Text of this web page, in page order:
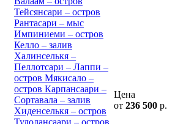
Тейсянсари – остров
Рантасари – мыс
Импиниеми – остров
Келло – залив
Халинселькя –
Пеллотсари – Лаппи –
остров Мякисало –
остров Карпансаари –
Сортавала – залив
Хиденселькя – остров
Цена
от 236 500 р.